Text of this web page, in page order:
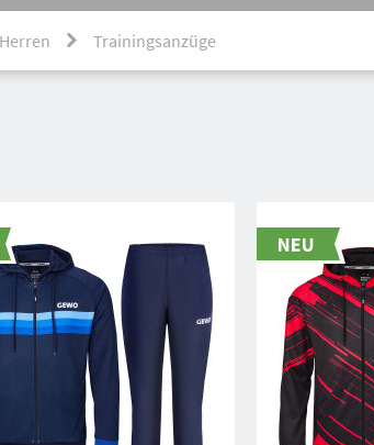
Trainingsanzüge